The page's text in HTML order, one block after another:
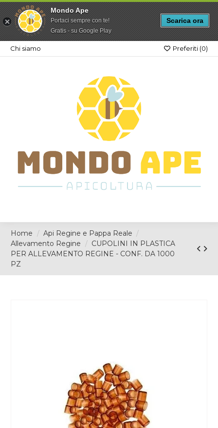
Mondo Ape
Portaci sempre con te!
Gratis - su Google Play
Scarica ora
Chi siamo Preferiti (0)
Home
Api Regine e Pappa Reale
Allevamento Regine
CUPOLINI IN PLASTICA
PER ALLEVAMENTO REGINE - CONF. DA 1000
PZ